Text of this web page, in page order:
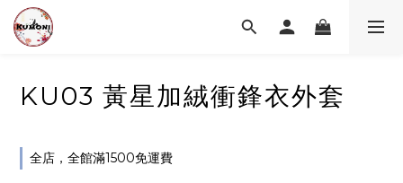
KU03 黃星加絨衝鋒衣外套
全店，全館滿1500免運費